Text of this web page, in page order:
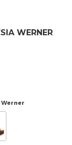
WERNER